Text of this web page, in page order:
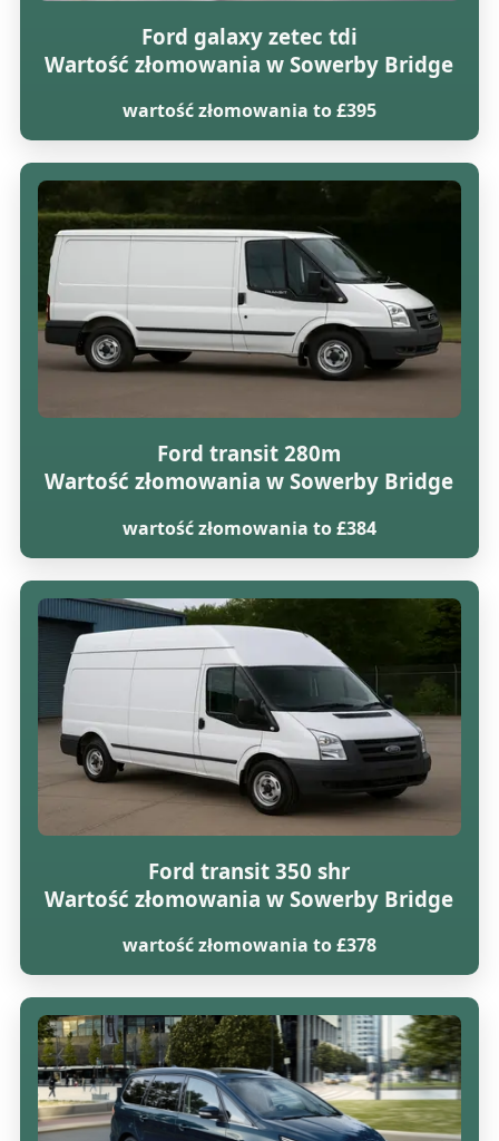
Ford galaxy zetec tdi
Wartość złomowania w Sowerby Bridge
wartość złomowania to £395
Ford transit 280m
Wartość złomowania w Sowerby Bridge
wartość złomowania to £384
Ford transit 350 shr
Wartość złomowania w Sowerby Bridge
wartość złomowania to £378